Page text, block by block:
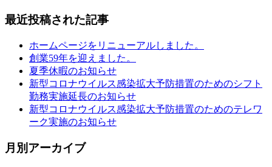
最近投稿された記事
ホームページをリニューアルしました。
創業59年を迎えました。
夏季休暇のお知らせ
新型コロナウイルス感染拡大予防措置のためのシフト
勤務実施延長のお知らせ
新型コロナウイルス感染拡大予防措置のためのテレワ
ーク実施のお知らせ
月別アーカイブ